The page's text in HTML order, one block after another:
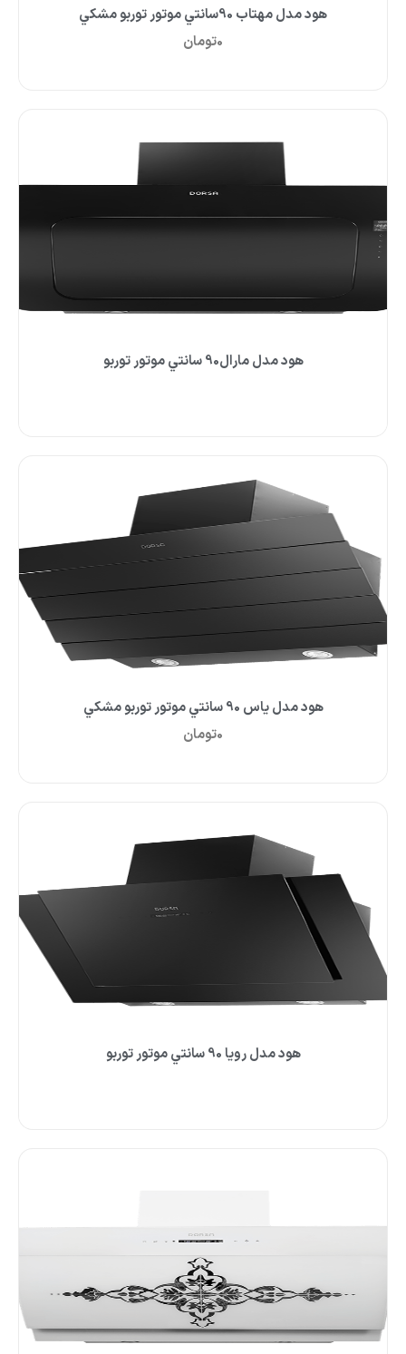
هود مدل مهتاب 90سانتي موتور توربو مشکي
0تومان
هود مدل مارال90 سانتي موتور توربو
هود مدل ياس 90 سانتي موتور توربو مشکي
0تومان
هود مدل رويا 90 سانتي موتور توربو